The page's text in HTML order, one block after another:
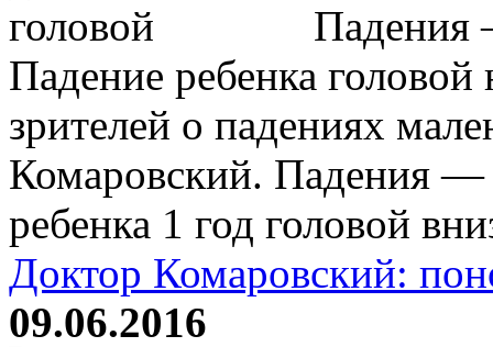
Падения
Падение ребенка
зрителей о падениях
Комаровский. Падения —
ребенка 1 год головой
Доктор Комаровский:
09.06.2016